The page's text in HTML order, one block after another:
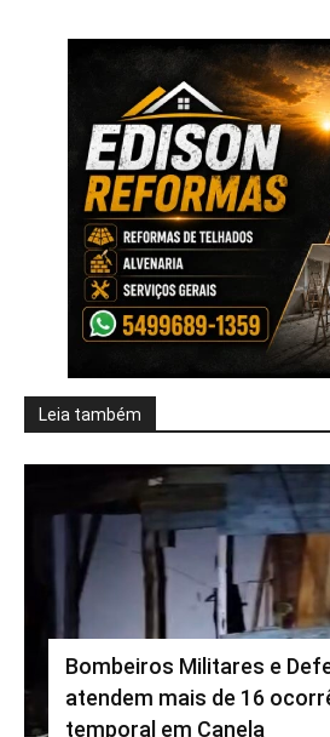
Leia também
Bombeiros Militares e
atendem mais de 16
temporal em Canela